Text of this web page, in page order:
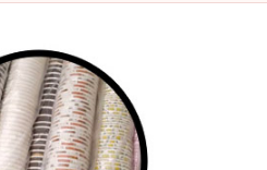
especificação do projeto.
chá e outras bebidas